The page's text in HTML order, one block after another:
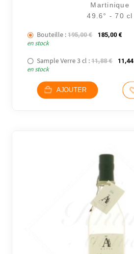
Martinique
49.6° - 70 cl
Bouteille : 195,00€ Le prix
185,00 €Le
en stock
Sample Verre 3 cl : 11,88€ Le
11,44
en stock
AJOUTER